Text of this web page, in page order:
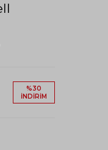
%30
İNDIRIM